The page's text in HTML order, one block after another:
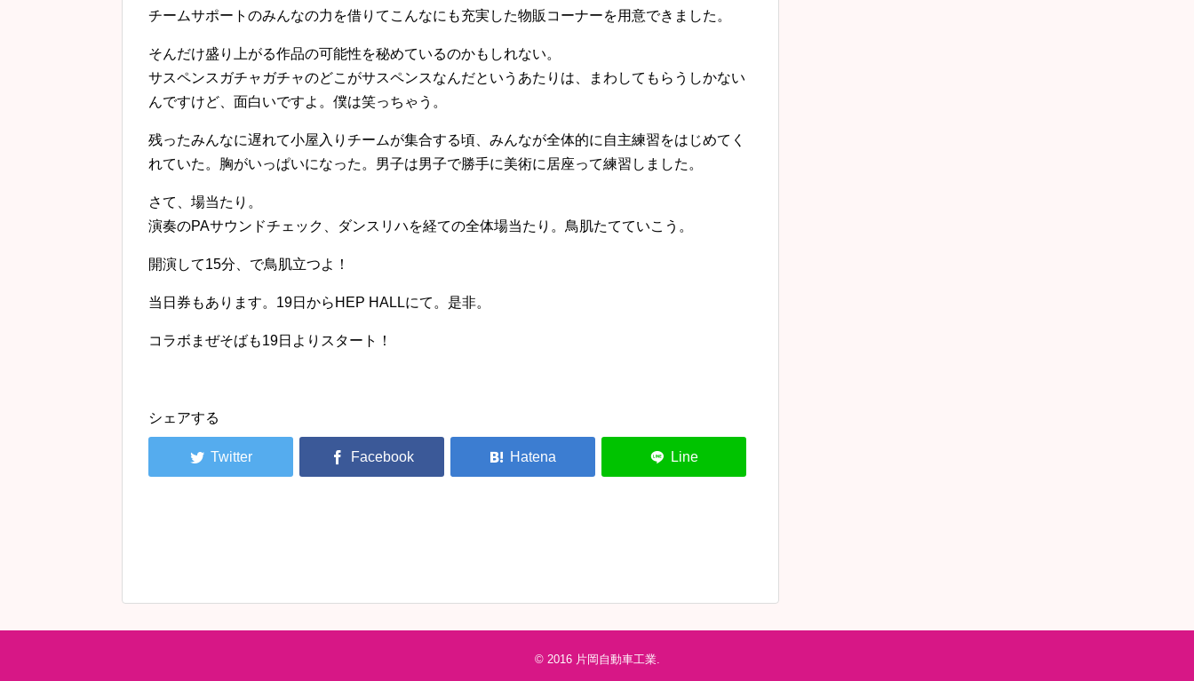
チームサポートのみんなの力を借りてこんなにも充実した物販コーナーを用意できました。
そんだけ盛り上がる作品の可能性を秘めているのかもしれない。
サスペンスガチャガチャのどこがサスペンスなんだというあたりは、まわしてもらうしかない
んですけど、面白いですよ。僕は笑っちゃう。
残ったみんなに遅れて小屋入りチームが集合する頃、みんなが全体的に自主練習をはじめてく
れていた。胸がいっぱいになった。男子は男子で勝手に美術に居座って練習しました。
さて、場当たり。
演奏のPAサウンドチェック、ダンスリハを経ての全体場当たり。鳥肌たてていこう。
開演して15分、で鳥肌立つよ！
当日券もあります。19日からHEP HALLにて。是非。
コラボまぜそばも19日よりスタート！
シェアする
© 2016 片岡自動車工業.